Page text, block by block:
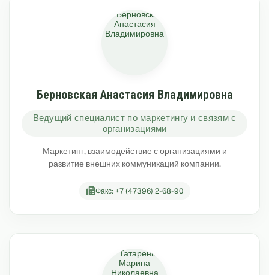
Берновская Анастасия Владимировна
Ведущий специалист по маркетингу и связям с
организациями
Маркетинг, взаимодействие с организациями и
развитие внешних коммуникаций компании.
Факс: +7 (47396) 2-68-90